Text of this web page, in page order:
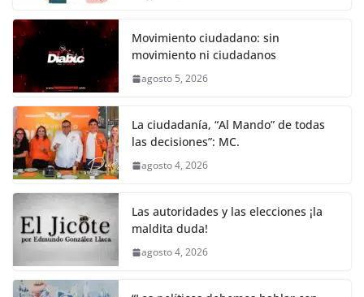
Movimiento ciudadano: sin
movimiento ni ciudadanos
agosto 5, 2026
La ciudadanía, “Al Mando” de todas
las decisiones”: MC.
agosto 4, 2026
Las autoridades y las elecciones ¡la
maldita duda!
agosto 4, 2026